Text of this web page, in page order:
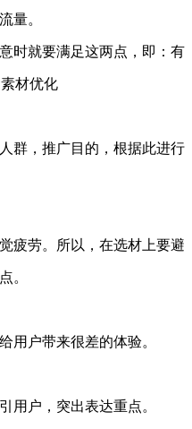
量。
时就要满足这两点，即：有
材优化
群，推广目的，根据此进行
疲劳。所以，在选材上要避
。
用户带来很差的体验。
用户，突出表达重点。